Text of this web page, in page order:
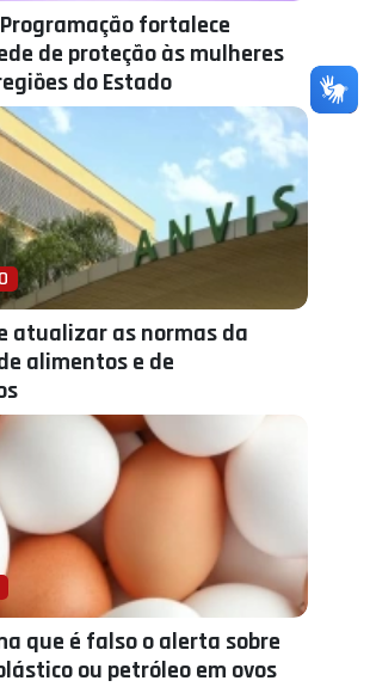
fortalece
de proteção às mulheres
do Estado
atualizar as normas da
alimentos e de
que é falso o alerta sobre
ou petróleo em ovos